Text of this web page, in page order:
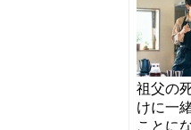
祖父の
けに一
ことに